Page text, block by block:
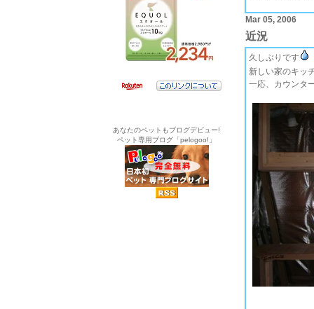
あなたのペットもブログデビュー!
ペット専用ブログ「pelogoo!」
Mar 05, 2006
近況
久しぶりです
新しい家のキッ
一応、カウンタ